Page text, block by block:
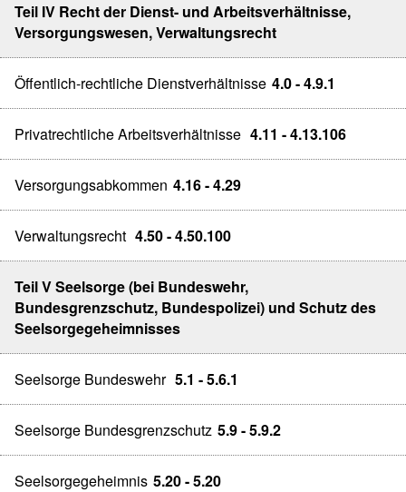
Teil IV Recht der Dienst- und Arbeitsverhältnisse,
Versorgungswesen, Verwaltungsrecht
Öffentlich-rechtliche Dienstverhältnisse 4.0 - 4.9.1
Privatrechtliche Arbeitsverhältnisse 4.11 - 4.13.106
Versorgungsabkommen 4.16 - 4.29
Verwaltungsrecht 4.50 - 4.50.100
Teil V Seelsorge (bei Bundeswehr,
Bundesgrenzschutz, Bundespolizei) und Schutz des
Seelsorgegeheimnisses
Seelsorge Bundeswehr 5.1 - 5.6.1
Seelsorge Bundesgrenzschutz 5.9 - 5.9.2
Seelsorgegeheimnis 5.20 - 5.20